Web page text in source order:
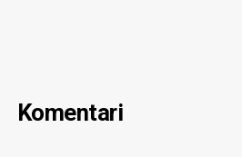
Komentari